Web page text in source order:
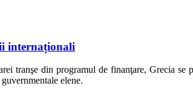
internaționali
tranşe din programul de finanţare, Grecia se
elene.